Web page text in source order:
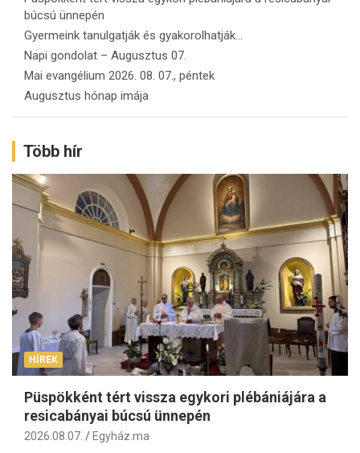
búcsú ünnepén
Gyermeink tanulgatják és gyakorolhatják…
Napi gondolat – Augusztus 07.
Mai evangélium 2026. 08. 07., péntek
Augusztus hónap imája
Több hír
HÍREK
Püspökként tért vissza egykori plébániájára a
resicabányai búcsú ünnepén
2026.08.07. Egyház.ma